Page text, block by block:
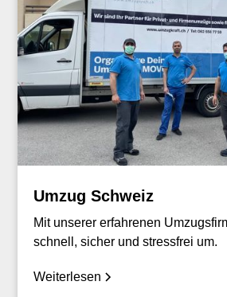
Umzug Schweiz
Mit unserer erfahrenen
schnell, sicher und stressfrei um.
Weiterlesen